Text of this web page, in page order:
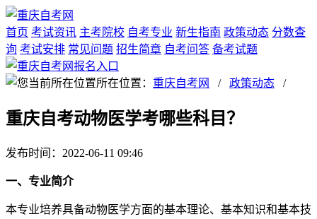
首页 考试资讯 主考院校 自考专业 新生指南 政策动态 分数查
询 考试安排 常见问题 招生简章 自考问答 备考试题
所在位置： 重庆自考网 / 政策动态 /
重庆自考动物医学考哪些科目？
发布时间：2022-06-11 09:46
一、专业简介
本专业培养具备动物医学方面的基本理论、基本知识和基本技